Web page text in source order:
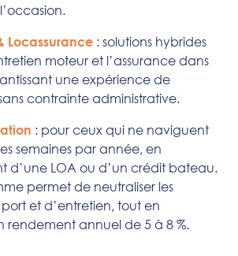
Locassurance : solutions hybrides
moteur et l’assurance dans
une expérience de
contrainte administrative.
: pour ceux qui ne naviguent
semaines par année, en
d’une LOA ou d’un crédit bateau.
permet de neutraliser les
et d’entretien, tout en
rendement annuel de 5 à 8 %.